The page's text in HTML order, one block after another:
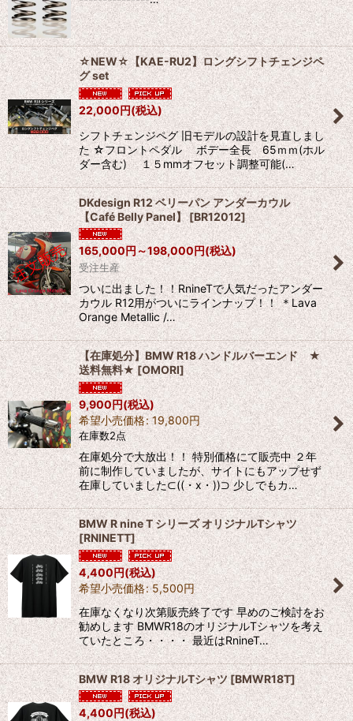
☆NEW☆【KAE-RU2】ロングシフトチェンジペ
グ set
22,000円(税込)
シフトチェンジペグ 旧モデルの設計を見直しまし
た ☆フロントペダル ボデー全長 65ｍｍ(ホル
ダー含む) １５mmオフセット調整可能(…
DKdesign R12 ベリーパン アンダーカウル
【Café Belly Panel】[BR12012]
165,000円～198,000円(税込)
受注生産
ついに出ました！！RnineTで人気だったアンダー
カウル R12用がついにラインナップ！！ ＊Lava
Orange Metallic /…
【在庫処分】BMW R18 ハンドルバーエンド ★
送料無料★[OMORI]
9,900円(税込)
希望小売価格: 19,800円
在庫数2点
在庫処分で大放出！！ 特別価格にて販売中 ２年
前に制作していましたが、サイトにもアップせず
在庫していました⊂((・x・))⊃ 少しでもカ…
BMW R nine T シリーズ オリジナルTシャツ
[RNINETT]
4,400円(税込)
希望小売価格: 5,500円
在庫なくなり次第販売終了です 早めのご検討をお
勧めします BMWR18のオリジナルTシャツを考え
ていたところ・・・・ 最近はRnineT…
BMW R18 オリジナルTシャツ [BMWR18T]
4,400円(税込)